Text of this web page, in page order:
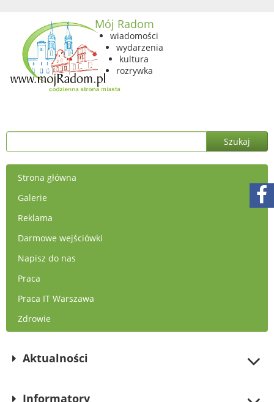
Mój Radom
wiadomości
wydarzenia
kultura
rozrywka
Strona główna
Galerie
Reklama
Darmowe wejściówki
Napisz do nas
Praca
Praca IT Warszawa
Zdrowie
Aktualności
Informatory